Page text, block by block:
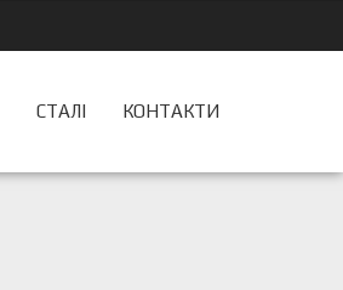
СТАЛІ КОНТАКТИ